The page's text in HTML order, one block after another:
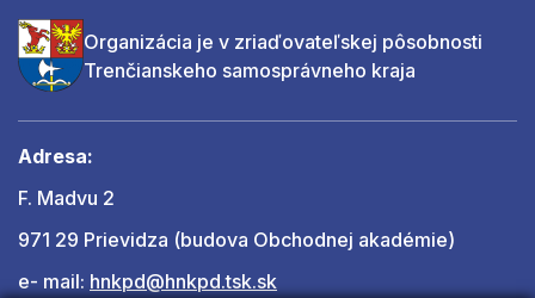
Organizácia je v zriaďovateľskej pôsobnosti
Trenčianskeho samosprávneho kraja
Adresa:
F. Madvu 2
971 29 Prievidza (budova Obchodnej akadémie)
e- mail: hnkpd@hnkpd.tsk.sk